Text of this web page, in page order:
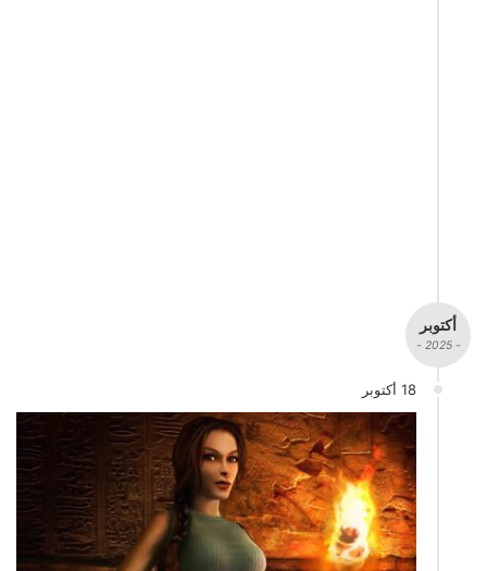
أكتوبر
- 2025 -
18 أكتوبر